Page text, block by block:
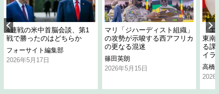
4連戦の米中首脳会談、第1
戦で勝ったのはどちらか
フォーサイト編集部
2026年5月17日
マリ「ジハーディスト組織」
の攻勢が示唆する西アフリカ
の更なる混迷
篠田英朗
2026年5月15日
「
東南
る課
イラ
高橋
2026